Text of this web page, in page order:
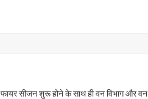
फायर सीजन शुरू होने के साथ ही वन विभाग और वन